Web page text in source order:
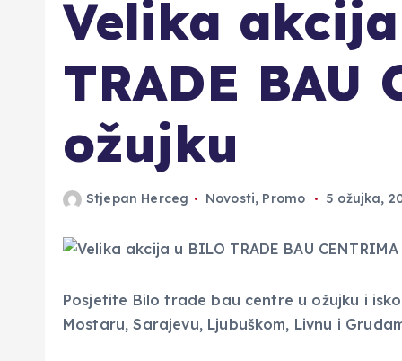
Velika
TRADE BAU
ožujku
Stjepan Herceg Novosti, Promo 5 ožujka,
Posjetite Bilo trade bau centre u ožujku i
Mostaru, Sarajevu, Ljubuškom, Livnu i